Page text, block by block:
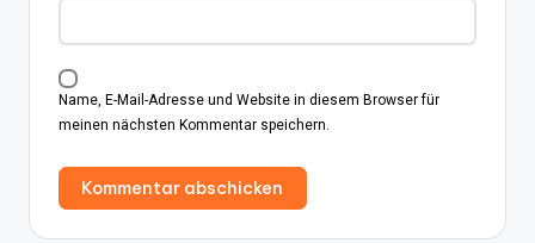
Name, E-Mail-Adresse und Website in diesem Browser für
meinen nächsten Kommentar speichern.